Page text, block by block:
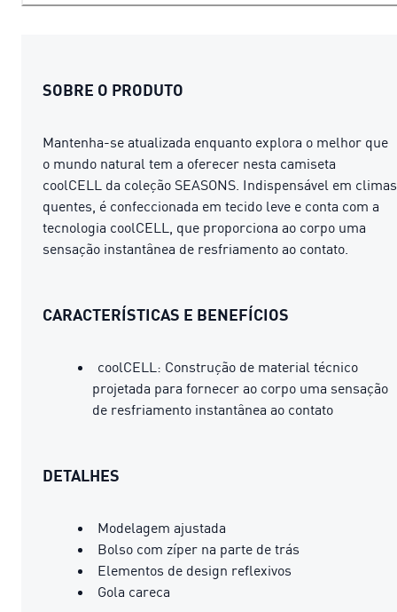
SOBRE O PRODUTO
Mantenha-se atualizada enquanto explora o melhor que
o mundo natural tem a oferecer nesta camiseta
coolCELL da coleção SEASONS. Indispensável em climas
quentes, é confeccionada em tecido leve e conta com a
tecnologia coolCELL, que proporciona ao corpo uma
sensação instantânea de resfriamento ao contato.
CARACTERÍSTICAS E BENEFÍCIOS
coolCELL: Construção de material técnico
projetada para fornecer ao corpo uma sensação
de resfriamento instantânea ao contato
DETALHES
Modelagem ajustada
Bolso com zíper na parte de trás
Elementos de design reflexivos
Gola careca